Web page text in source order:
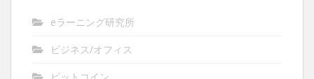
eラーニング研究所
ビジネス/オフィス